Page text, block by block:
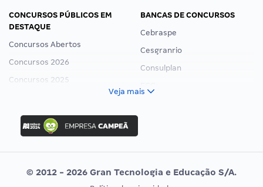
CONCURSOS PÚBLICOS EM
DESTAQUE
Concursos Abertos
Concursos 2026
Concursos 2025
Concurso Ibama
Concurso MPU
Editais publicados
BANCAS DE CONCURSOS
Cebraspe
Cesgranrio
Consulplan
Vunesp
Veja mais
© 2012 - 2026 Gran Tecnologia e Educação S/A.